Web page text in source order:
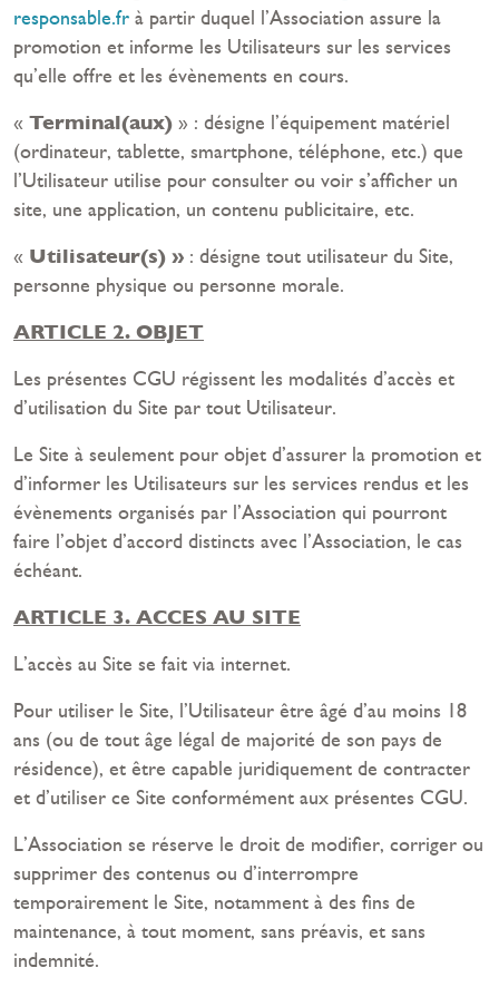
responsable.fr à partir duquel l’Association assure la
promotion et informe les Utilisateurs sur les services
qu’elle offre et les évènements en cours.
« Terminal(aux) » : désigne l’équipement matériel
(ordinateur, tablette, smartphone, téléphone, etc.) que
l’Utilisateur utilise pour consulter ou voir s’afficher un
site, une application, un contenu publicitaire, etc.
« Utilisateur(s) » : désigne tout utilisateur du Site,
personne physique ou personne morale.
ARTICLE 2. OBJET
Les présentes CGU régissent les modalités d’accès et
d’utilisation du Site par tout Utilisateur.
Le Site à seulement pour objet d’assurer la promotion et
d’informer les Utilisateurs sur les services rendus et les
évènements organisés par l’Association qui pourront
faire l’objet d’accord distincts avec l’Association, le cas
échéant.
ARTICLE 3. ACCES AU SITE
L’accès au Site se fait via internet.
Pour utiliser le Site, l’Utilisateur être âgé d’au moins 18
ans (ou de tout âge légal de majorité de son pays de
résidence), et être capable juridiquement de contracter
et d’utiliser ce Site conformément aux présentes CGU.
L’Association se réserve le droit de modifier, corriger ou
supprimer des contenus ou d’interrompre
temporairement le Site, notamment à des fins de
maintenance, à tout moment, sans préavis, et sans
indemnité.